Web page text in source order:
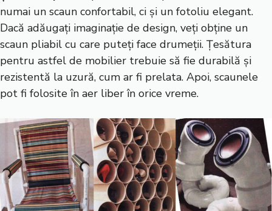
numai un scaun confortabil, ci și un fotoliu elegant.
Dacă adăugați imaginație de design, veți obține un
scaun pliabil cu care puteți face drumeții. Țesătura
pentru astfel de mobilier trebuie să fie durabilă și
rezistentă la uzură, cum ar fi prelata. Apoi, scaunele
pot fi folosite în aer liber în orice vreme.